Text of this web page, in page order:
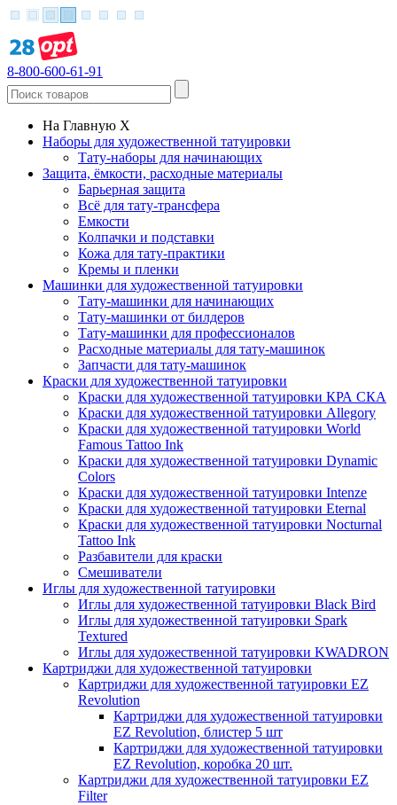
8-800-600-61-91
На Главную X
Наборы для художественной татуировки
Тату-наборы для начинающих
Защита, ёмкости, расходные материалы
Барьерная защита
Всё для тату-трансфера
Емкости
Колпачки и подставки
Кожа для тату-практики
Кремы и пленки
Машинки для художественной татуировки
Тату-машинки для начинающих
Тату-машинки от билдеров
Тату-машинки для профессионалов
Расходные материалы для тату-машинок
Запчасти для тату-машинок
Краски для художественной татуировки
Краски для художественной татуировки КРА СКА
Краски для художественной татуировки Allegory
Краски для художественной татуировки World
Famous Tattoo Ink
Краски для художественной татуировки Dynamic
Colors
Краски для художественной татуировки Intenze
Краски для художественной татуировки Eternal
Краски для художественной татуировки Nocturnal
Tattoo Ink
Разбавители для краски
Смешиватели
Иглы для художественной татуировки
Иглы для художественной татуировки Black Bird
Иглы для художественной татуировки Spark
Textured
Иглы для художественной татуировки KWADRON
Картриджи для художественной татуировки
Картриджи для художественной татуировки EZ
Revolution
Картриджи для художественной татуировки
EZ Revolution, блистер 5 шт
Картриджи для художественной татуировки
EZ Revolution, коробка 20 шт.
Картриджи для художественной татуировки EZ
Filter